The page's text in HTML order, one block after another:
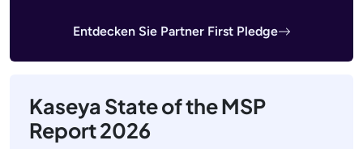
Entdecken Sie Partner First Pledge
Kaseya State of the MSP
Report 2026